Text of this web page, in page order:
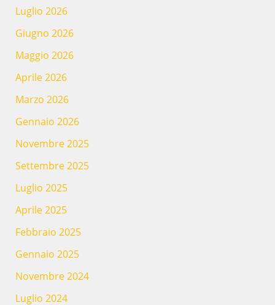
Luglio 2026
Giugno 2026
Maggio 2026
Aprile 2026
Marzo 2026
Gennaio 2026
Novembre 2025
Settembre 2025
Luglio 2025
Aprile 2025
Febbraio 2025
Gennaio 2025
Novembre 2024
Luglio 2024